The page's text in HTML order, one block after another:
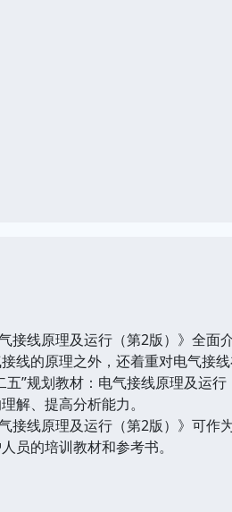
接线原理及运行（第2版）》全
线的原理之外，还着重对电气接
”规划教材：电气接线原理及运
解、提高分析能力。
接线原理及运行（第2版）》可
员的培训教材和参考书。